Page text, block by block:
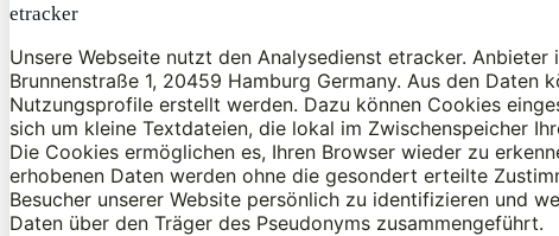
etracker
Unsere Webseite nutzt den Analysedienst etracker.
Brunnenstraße 1, 20459 Hamburg Germany. Aus den Daten
Nutzungsprofile erstellt werden. Dazu können Cookies
sich um kleine Textdateien, die lokal im Zwischenspeicher
Die Cookies ermöglichen es, Ihren Browser wieder zu
erhobenen Daten werden ohne die gesondert erteilte
Besucher unserer Website persönlich zu identifizieren und
Daten über den Träger des Pseudonyms zusammengeführt.